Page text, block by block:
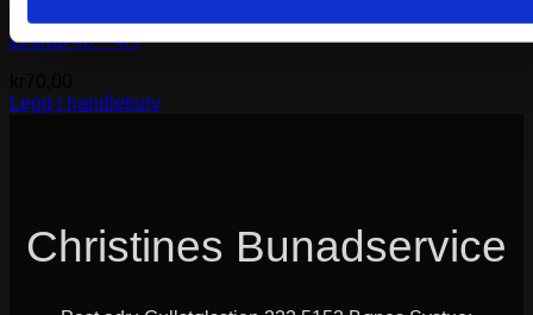
Lintråd 40 – 4H
Legg i handlekurv
Christines Bunadservice